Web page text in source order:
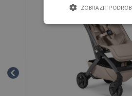
ZOBRAZIT